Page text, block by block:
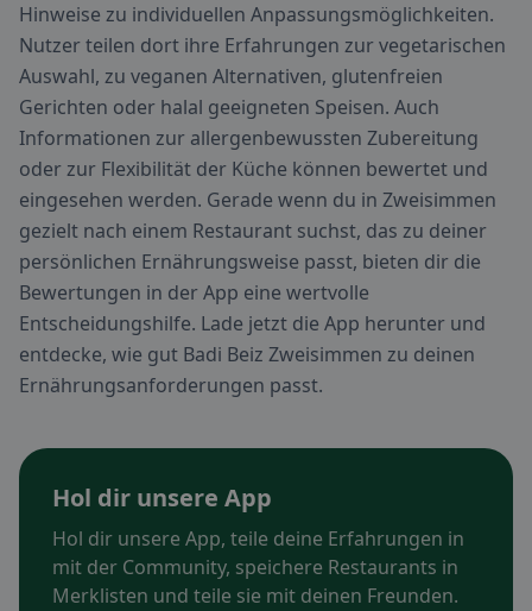
Hinweise zu individuellen Anpassungsmöglichkeiten.
Nutzer teilen dort ihre Erfahrungen zur vegetarischen
Auswahl, zu veganen Alternativen, glutenfreien
Gerichten oder halal geeigneten Speisen. Auch
Informationen zur allergenbewussten Zubereitung
oder zur Flexibilität der Küche können bewertet und
eingesehen werden. Gerade wenn du in Zweisimmen
gezielt nach einem Restaurant suchst, das zu deiner
persönlichen Ernährungsweise passt, bieten dir die
Bewertungen in der App eine wertvolle
Entscheidungshilfe. Lade jetzt die App herunter und
entdecke, wie gut Badi Beiz Zweisimmen zu deinen
Ernährungsanforderungen passt.
Hol dir unsere App
Hol dir unsere App, teile deine Erfahrungen in
mit der Community, speichere Restaurants in
Merklisten und teile sie mit deinen Freunden.